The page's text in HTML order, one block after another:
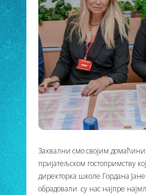
Захвални смо својим
пријатељском гостопримству
директорка школе Гордана
обрадовали су нас најпре